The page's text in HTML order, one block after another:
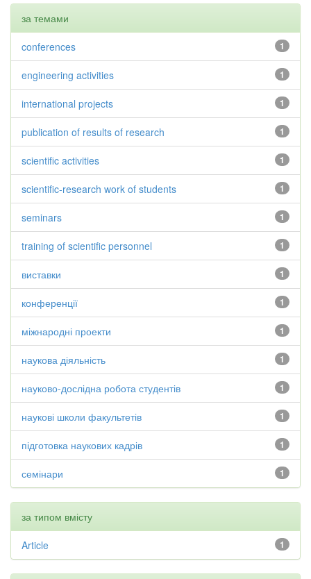
за темами
1
conferences
1
engineering activities
1
international projects
1
publication of results of research
1
scientific activities
1
scientific-research work of students
1
seminars
1
training of scientific personnel
1
виставки
1
конференції
1
міжнародні проекти
1
наукова діяльність
1
науково-дослідна робота студентів
1
наукові школи факультетів
1
підготовка наукових кадрів
1
семінари
за типом вмісту
1
Article